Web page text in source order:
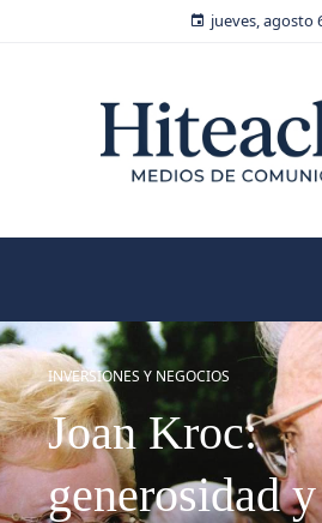
jueves, agosto
INVERSIONES Y NEGOCIOS
Joan Kroc:
generosidad